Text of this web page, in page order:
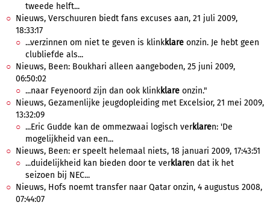
tweede helft...
Nieuws, Verschuuren biedt fans excuses aan, 21 juli 2009,
18:33:17
...verzinnen om niet te geven is klinkklare onzin. Je hebt geen
clubliefde als...
Nieuws, Been: Boukhari alleen aangeboden, 25 juni 2009,
06:50:02
...naar Feyenoord zijn dan ook klinkklare onzin."
Nieuws, Gezamenlijke jeugdopleiding met Excelsior, 21 mei 2009,
13:32:09
...Eric Gudde kan de ommezwaai logisch verklaren: 'De
mogelijkheid van een...
Nieuws, Been: er speelt helemaal niets, 18 januari 2009, 17:43:51
...duidelijkheid kan bieden door te verklaren dat ik het
seizoen bij NEC...
Nieuws, Hofs noemt transfer naar Qatar onzin, 4 augustus 2008,
07:44:07